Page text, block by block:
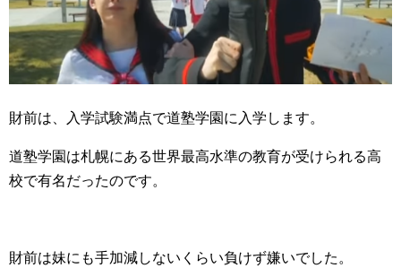
財前は、入学試験満点で道塾学園に入学します。
道塾学園は札幌にある世界最高水準の教育が受けられる高
校で有名だったのです。
財前は妹にも手加減しないくらい負けず嫌いでした。